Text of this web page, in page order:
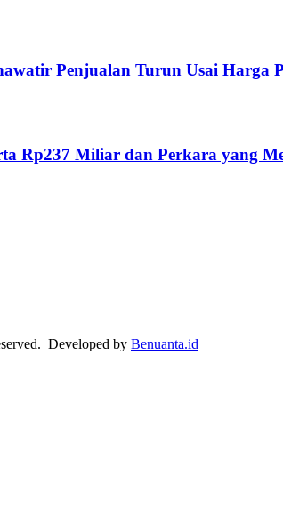
Penjualan Turun Usai Harga
Rp237 Miliar dan Perkara yang
Developed by Benuanta.id